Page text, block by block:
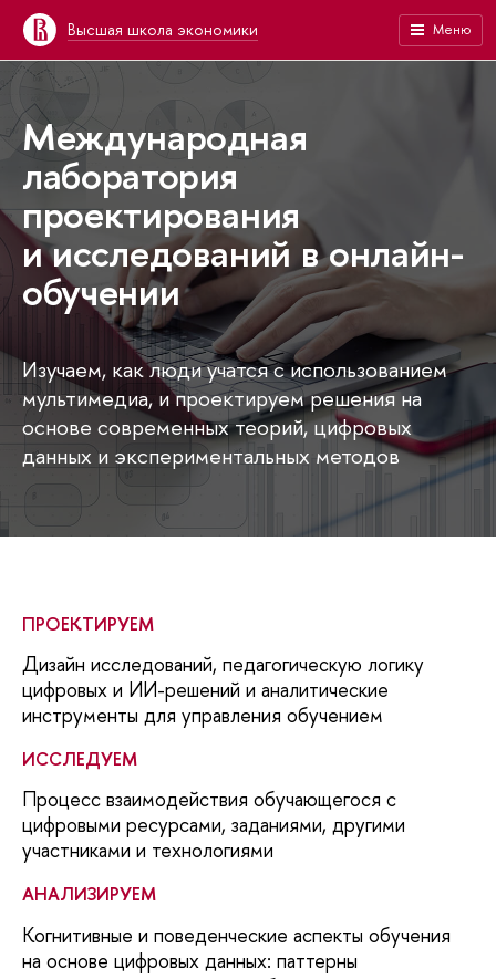
Высшая школа экономики Меню
Международная
лаборатория
проектирования
и исследований в онлайн-
обучении
Изучаем, как люди учатся с использованием
мультимедиа, и проектируем решения на
основе современных теорий, цифровых
данных и экспериментальных методов
ПРОЕКТИРУЕМ
Дизайн исследований, педагогическую логику
цифровых и ИИ-решений и аналитические
инструменты для управления обучением
ИССЛЕДУЕМ
Процесс взаимодействия обучающегося с
цифровыми ресурсами, заданиями, другими
участниками и технологиями
АНАЛИЗИРУЕМ
Когнитивные и поведенческие аспекты обучения
на основе цифровых данных: паттерны